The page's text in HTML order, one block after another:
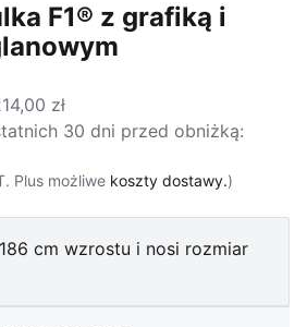
F1® z grafiką i
zł
30 dni przed obniżką:
Plus możliwe koszty dostawy.)
cm wzrostu i nosi rozmiar